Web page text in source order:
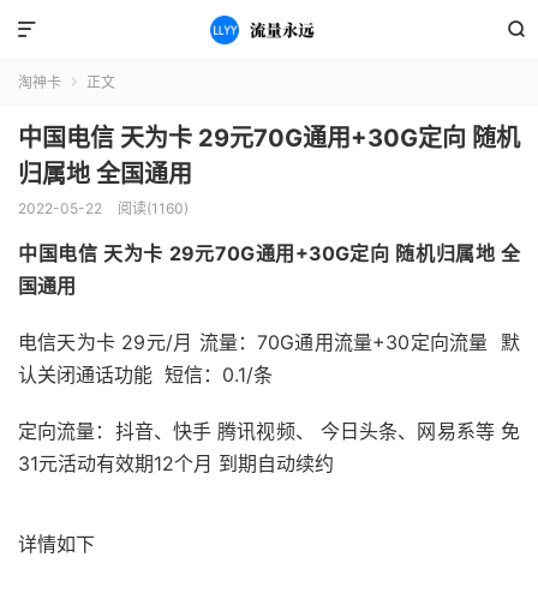


淘神卡  正文
中国电信 天为卡 29元70G通用+30G定向 随机
归属地 全国通用
2022-05-22 阅读(1160)
中国电信 天为卡 29元70G通用+30G定向 随机归属地 全
国通用
电信天为卡 29元/月 流量：70G通用流量+30定向流量 默
认关闭通话功能 短信：0.1/条
定向流量：抖音、快手 腾讯视频、 今日头条、网易系等 免
31元活动有效期12个月 到期自动续约
详情如下